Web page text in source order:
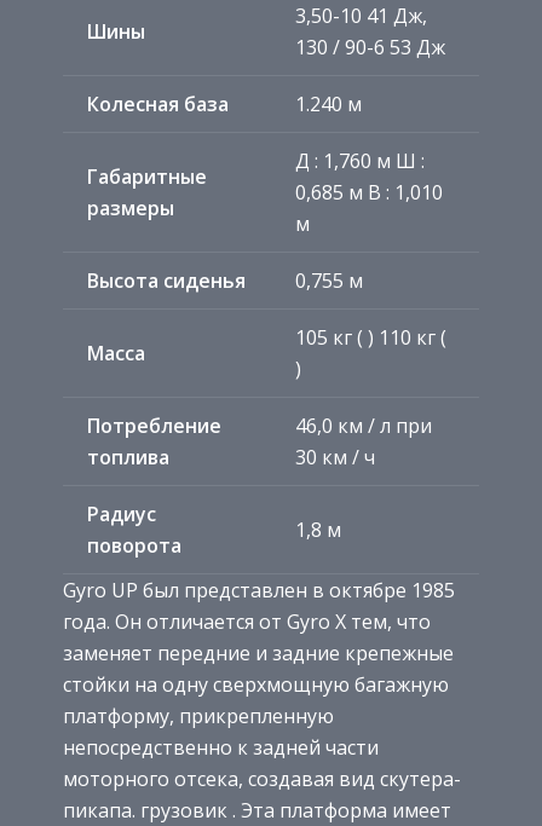
Шины
3,50-10 41 Дж,
130 / 90-6 53 Дж
Колесная база 1.240 м
Габаритные
размеры
Д : 1,760 м Ш :
0,685 м В : 1,010
м
Высота сиденья 0,755 м
Масса
105 кг ( ) 110 кг (
)
Потребление
топлива
46,0 км / л при
30 км / ч
Радиус
поворота
1,8 м
Gyro UP был представлен в октябре 1985
года. Он отличается от Gyro X тем, что
заменяет передние и задние крепежные
стойки на одну сверхмощную багажную
платформу, прикрепленную
непосредственно к задней части
моторного отсека, создавая вид скутера-
пикапа. грузовик . Эта платформа имеет